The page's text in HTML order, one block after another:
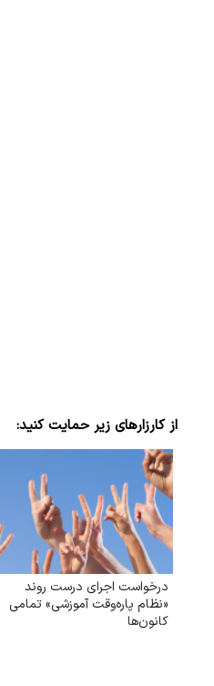
از کارزارهای زیر حمایت کنید:
درخواست اجرای درست روند
«نظام پاره‌وقت آموزشی» تمامی
کانون‌ها